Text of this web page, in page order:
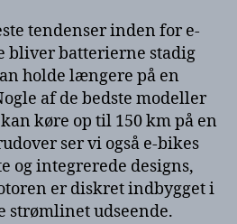
tendenser inden for e-
bliver batterierne stadig
holde længere på en
af de bedste modeller
køre op til 150 km på en
ser vi også e-bikes
og integrerede designs,
er diskret indbygget i
strømlinet udseende.